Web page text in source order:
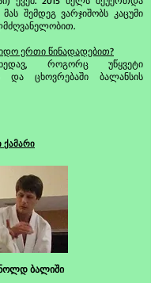
შემდეგ ვარჯიშობს კაცუმი
ერთი წინადადებით?
როგორც უწყვეტი
და ცხოვრებაში ბალანსის
ქამარი
ბალიში